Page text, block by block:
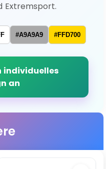
Extremsport.
#A9A9A9 #FFD700
individuelles
an